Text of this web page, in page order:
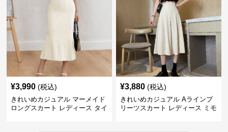
¥3,990 (税込)
きれいめカジュアル マーメイド
ロングスカート レディース タイ
¥3,880 (税込)
きれいめカジュアル Aラインプ
リーツスカート レディース ミモ